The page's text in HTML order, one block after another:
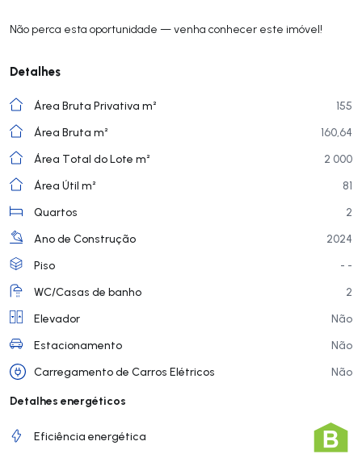
Não perca esta oportunidade — venha conhecer este imóvel!
Detalhes
Área Bruta Privativa m²
155
Área Bruta m²
160,64
Área Total do Lote m²
2 000
Área Útil m²
81
Quartos
2
Ano de Construção
2024
Piso
- -
WC/Casas de banho
2
Elevador
Não
Estacionamento
Não
Carregamento de Carros Elétricos
Não
Detalhes energéticos
Eficiência energética